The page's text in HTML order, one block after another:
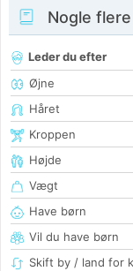
Nogle
Leder du efter
Øjne
Håret
Kroppen
Højde
Vægt
Have børn
Vil du have børn
Skift by / land for